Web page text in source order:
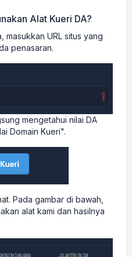
Alat Kueri DA?
masukkan URL situs yang
penasaran.
mengetahui nilai DA
Domain Kueri".
Pada gambar di bawah,
alat kami dan hasilnya